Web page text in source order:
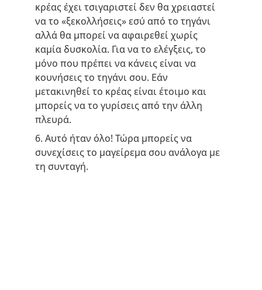
κρέας έχει τσιγαριστεί δεν θα χρειαστεί
να το «ξεκολλήσεις» εσύ από το τηγάνι
αλλά θα μπορεί να αφαιρεθεί χωρίς
καμία δυσκολία. Για να το ελέγξεις, το
μόνο που πρέπει να κάνεις είναι να
κουνήσεις το τηγάνι σου. Εάν
μετακινηθεί το κρέας είναι έτοιμο και
μπορείς να το γυρίσεις από την άλλη
πλευρά.
6. Αυτό ήταν όλο! Τώρα μπορείς να
συνεχίσεις το μαγείρεμα σου ανάλογα με
τη συνταγή.